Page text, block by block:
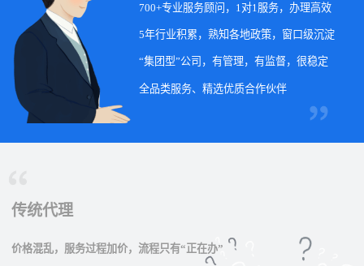
700+专业服务顾问，1对1服务，办理高效
5年行业积累，熟知各地政策，窗口级沉淀
“集团型”公司，有管理，有监督，很稳定
全品类服务、精选优质合作伙伴
传统代理
价格混乱，服务过程加价，流程只有“正在办”